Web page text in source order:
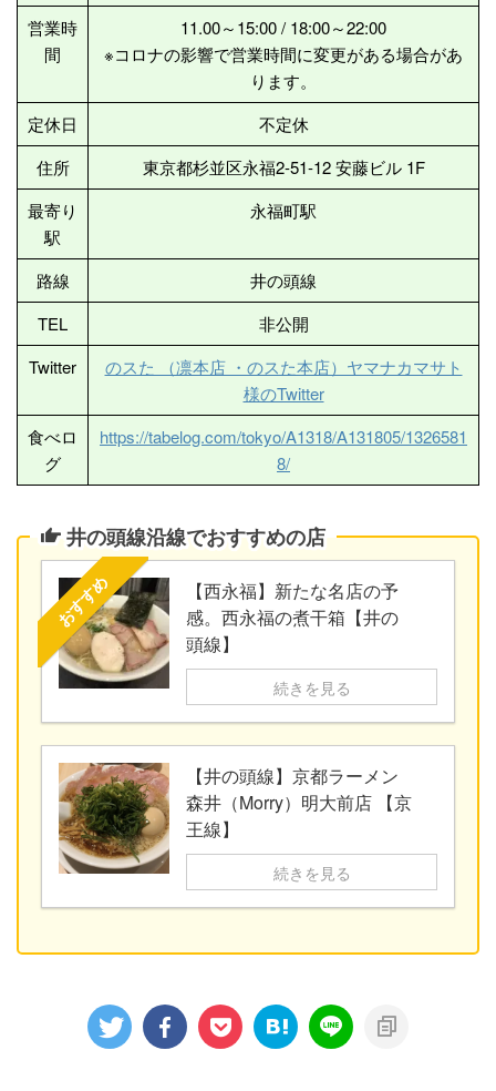
営業時
間
11.00～15:00 / 18:00～22:00
※コロナの影響で営業時間に変更がある場合があ
ります。
定休日
不定休
住所
東京都杉並区永福2-51-12 安藤ビル 1F
最寄り
駅
永福町駅
路線
井の頭線
TEL
非公開
Twitter
のスた （凛本店 ・のスた本店）ヤマナカマサト
様のTwitter
食べロ
グ
https://tabelog.com/tokyo/A1318/A131805/1326581
8/
井の頭線沿線でおすすめの店
おすすめ
【西永福】新たな名店の予
感。西永福の煮干箱【井の
頭線】
続きを見る
【井の頭線】京都ラーメン
森井（Morry）明大前店 【京
王線】
続きを見る